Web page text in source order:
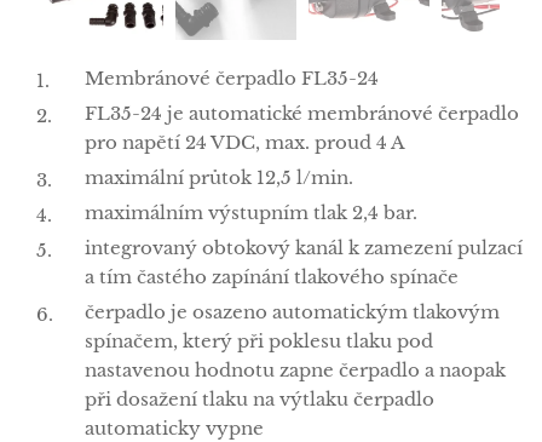
Membránové čerpadlo FL35-24
FL35-24 je automatické membránové čerpadlo
pro napětí 24 VDC, max. proud 4 A
maximální průtok 12,5 l/min.
maximálním výstupním tlak 2,4 bar.
integrovaný obtokový kanál k zamezení pulzací
a tím častého zapínání tlakového spínače
čerpadlo je osazeno automatickým tlakovým
spínačem, který při poklesu tlaku pod
nastavenou hodnotu zapne čerpadlo a naopak
při dosažení tlaku na výtlaku čerpadlo
automaticky vypne